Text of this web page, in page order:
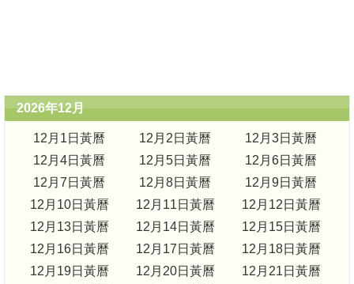
2026年12月
12月1日黃曆 12月2日黃曆
12月3日黃曆
12月4日黃曆
12月5日黃曆
12月6日黃曆
12月7日黃曆
12月8日黃曆
12月9日黃曆
12月10日黃曆
12月11日黃曆
12月12日黃曆
12月13日黃曆
12月14日黃曆
12月15日黃曆
12月16日黃曆
12月17日黃曆
12月18日黃曆
12月19日黃曆
12月20日黃曆
12月21日黃曆